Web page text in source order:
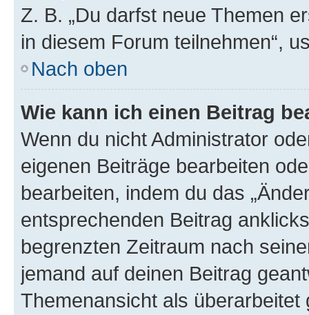
Z. B. „Du darfst neue Themen
in diesem Forum teilnehmen“,
Nach oben
Wie kann ich einen Beitrag
Wenn du nicht Administrator
eigenen Beiträge bearbeiten
bearbeiten, indem du das
entsprechenden Beitrag
begrenzten Zeitraum nach
jemand auf deinen Beitrag
Themenansicht als